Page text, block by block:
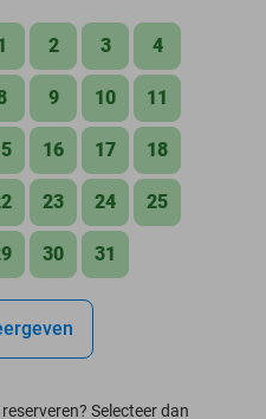
2 3 4
9 10 11
16 17 18
23 24 25
30 31
Selecteer dan